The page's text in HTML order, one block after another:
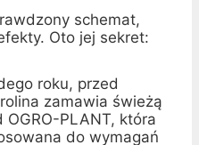
schemat,
Oto jej sekret:
roku, przed
zamawia świeżą
PLANT, która
do wymagań